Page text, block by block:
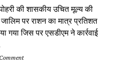
की शासकीय उचित मूल्य की
पर राशन का मात्र प्रतिशत
गया जिस पर एसडीएम ने कार्रवाई